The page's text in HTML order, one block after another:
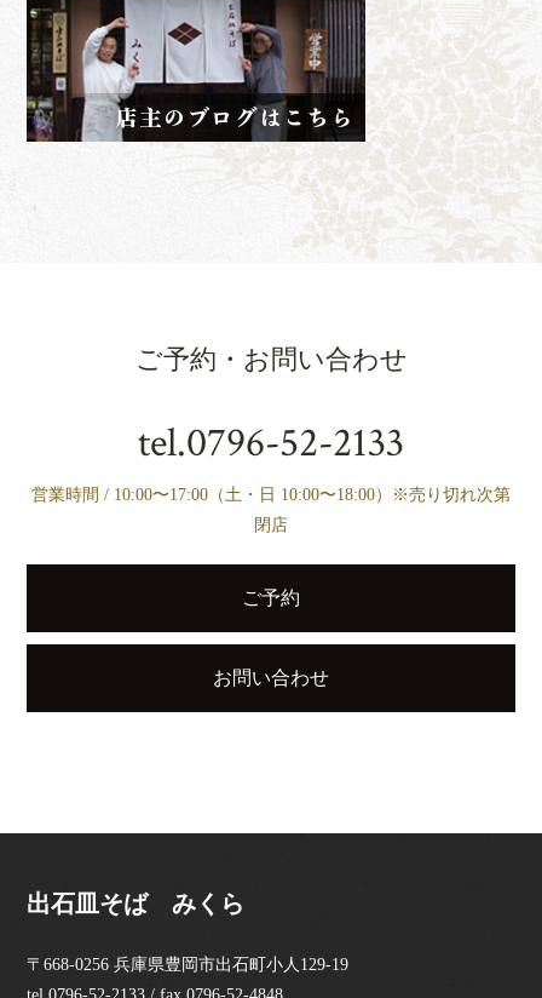
ご予約・お問い合わせ
tel.0796-52-2133
営業時間 / 10:00〜17:00（土・日 10:00〜18:00）※売り切れ次第
閉店
ご予約
お問い合わせ
出石皿そば みくら
〒668-0256 兵庫県豊岡市出石町小人129-19